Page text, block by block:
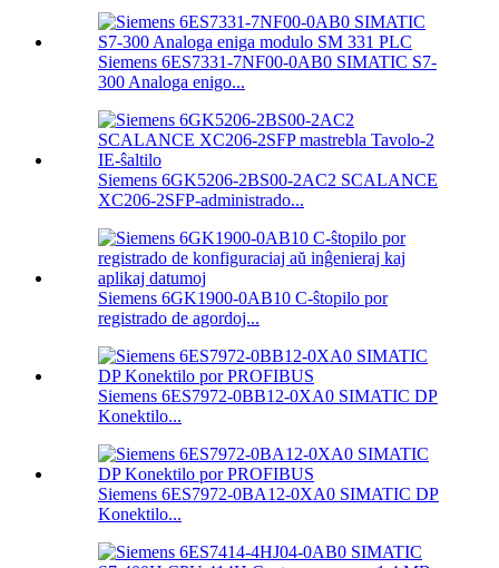
Siemens 6ES7331-7NF00-0AB0 SIMATIC S7-
300 Analoga enigo...
Siemens 6GK5206-2BS00-2AC2 SCALANCE
XC206-2SFP-administrado...
Siemens 6GK1900-0AB10 C-ŝtopilo por
registrado de agordoj...
Siemens 6ES7972-0BB12-0XA0 SIMATIC DP
Konektilo...
Siemens 6ES7972-0BA12-0XA0 SIMATIC DP
Konektilo...